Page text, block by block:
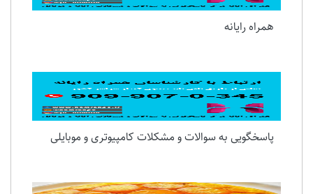
همراه رایانه
پاسخگویی به سوالات و مشکلات کامپیوتری و موبایلی